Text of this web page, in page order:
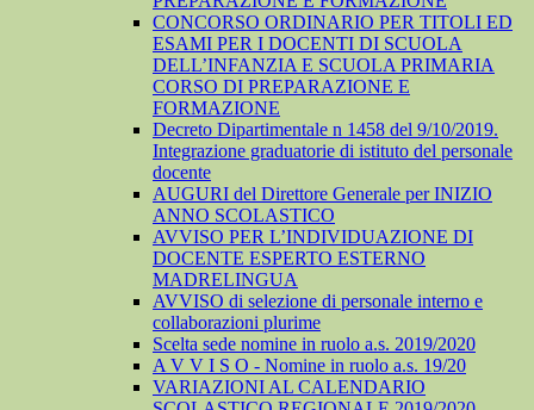
CONCORSO ORDINARIO PER TITOLI ED
ESAMI PER I DOCENTI DI SCUOLA
DELL’INFANZIA E SCUOLA PRIMARIA
CORSO DI PREPARAZIONE E
FORMAZIONE
Decreto Dipartimentale n 1458 del 9/10/2019.
Integrazione graduatorie di istituto del personale
docente
AUGURI del Direttore Generale per INIZIO
ANNO SCOLASTICO
AVVISO PER L’INDIVIDUAZIONE DI
DOCENTE ESPERTO ESTERNO
MADRELINGUA
AVVISO di selezione di personale interno e
collaborazioni plurime
Scelta sede nomine in ruolo a.s. 2019/2020
A V V I S O - Nomine in ruolo a.s. 19/20
VARIAZIONI AL CALENDARIO